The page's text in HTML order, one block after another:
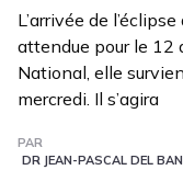
L’arrivée de
attendue pour le 12
National, elle
mercredi. Il s’agira
PAR
DR JEAN-PASCAL DEL